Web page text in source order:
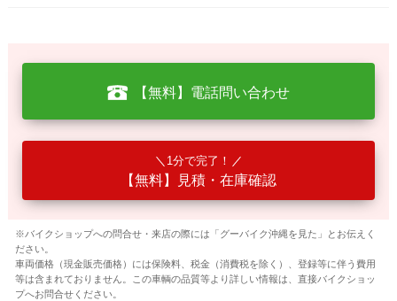
【無料】電話問い合わせ
1分で完了！
【無料】見積・在庫確認
※バイクショップへの問合せ・来店の際には「グーバイク沖縄を見た」とお伝えく
ださい。
車両価格（現金販売価格）には保険料、税金（消費税を除く）、登録等に伴う費用
等は含まれておりません。この車輌の品質等より詳しい情報は、直接バイクショッ
プへお問合せください。